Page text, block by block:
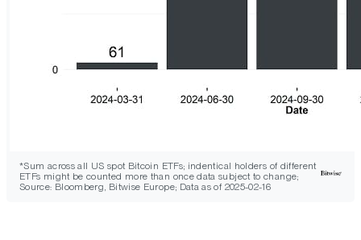
*Sum across all US spot Bitcoin ETFs; indentical holders of different
ETFs might be counted more than once data subject to change;
Source: Bloomberg, Bitwise Europe; Data as of 2025-02-16